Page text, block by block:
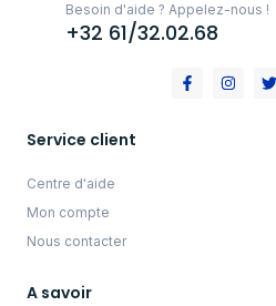
Besoin d'aide ? Appelez-nous !
+32 61/32.02.68
Service client
Centre d'aide
Mon compte
Nous contacter
A savoir